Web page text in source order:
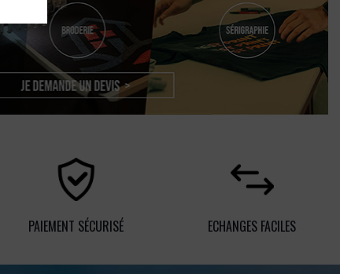
PAIEMENT SÉCURISÉ ECHANGES FACILES